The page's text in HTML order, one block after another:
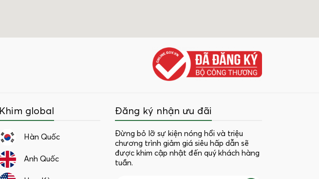
Đăng ký nhận ưu đãi
Đừng bỏ lỡ sự kiện nóng hổi và triệu
chương trình giảm giá siêu hấp dẫn sẽ
được khim cập nhật đến quý khách hàng
tuần.
Khim global
Hàn Quốc
Anh Quốc